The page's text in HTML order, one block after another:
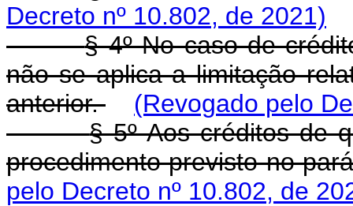
Decreto nº 10.802, de 2021)
§ 4º No caso de
não se aplica a limitação
anterior.
(Revogado pelo
§ 5º Aos créditos de
procedimento previsto no
pelo Decreto nº 10.802, de